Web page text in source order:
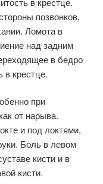
позвонков,
Ломота в
над задним
в бедро
в крестце.
при
от нарыва.
и под локтями,
Боль в левом
кисти и в
кисти.